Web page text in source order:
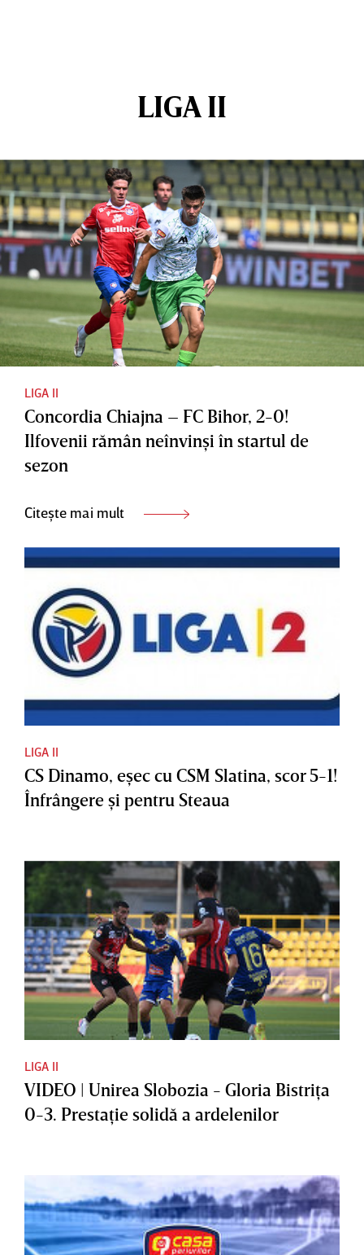
LIGA II
LIGA II
Concordia Chiajna – FC Bihor, 2-0!
Ilfovenii rămân neînvinşi în startul de
sezon
Citește mai mult
LIGA II
CS Dinamo, eşec cu CSM Slatina, scor 5-1!
Înfrângere şi pentru Steaua
LIGA II
VIDEO | Unirea Slobozia - Gloria Bistriţa
0-3. Prestaţie solidă a ardelenilor